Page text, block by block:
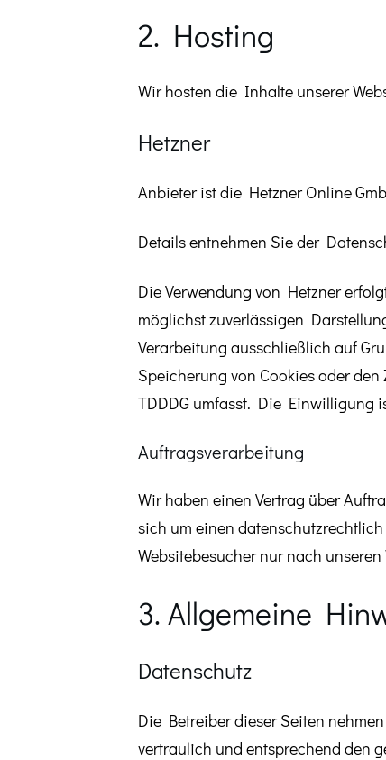
2. Hosting
Wir hosten die Inhalte unserer
Hetzner
Anbieter ist die Hetzner Online
Details entnehmen Sie der
Die Verwendung von Hetzner
möglichst zuverlässigen
Verarbeitung ausschließlich auf
Speicherung von Cookies oder
TDDDG umfasst. Die Einwilligung
Auftragsverarbeitung
Wir haben einen Vertrag über
sich um einen
Websitebesucher nur nach
3. Allgemeine
Datenschutz
Die Betreiber dieser Seiten
vertraulich und entsprechend den